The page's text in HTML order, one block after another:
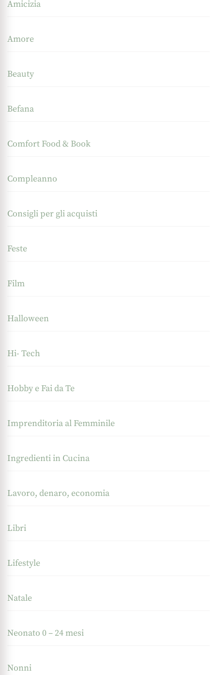
Amicizia
Amore
Beauty
Befana
Comfort Food & Book
Compleanno
Consigli per gli acquisti
Feste
Film
Halloween
Hi- Tech
Hobby e Fai da Te
Imprenditoria al Femminile
Ingredienti in Cucina
Lavoro, denaro, economia
Libri
Lifestyle
Natale
Neonato 0 – 24 mesi
Nonni